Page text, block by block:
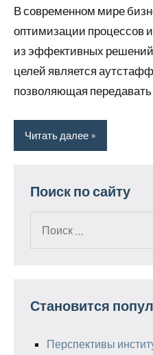
2024
В современном мире
оптимизации процессов
из эффективных
целей является
позволяющая
Читать далее
Поиск по сайту
Становится
Перспективы